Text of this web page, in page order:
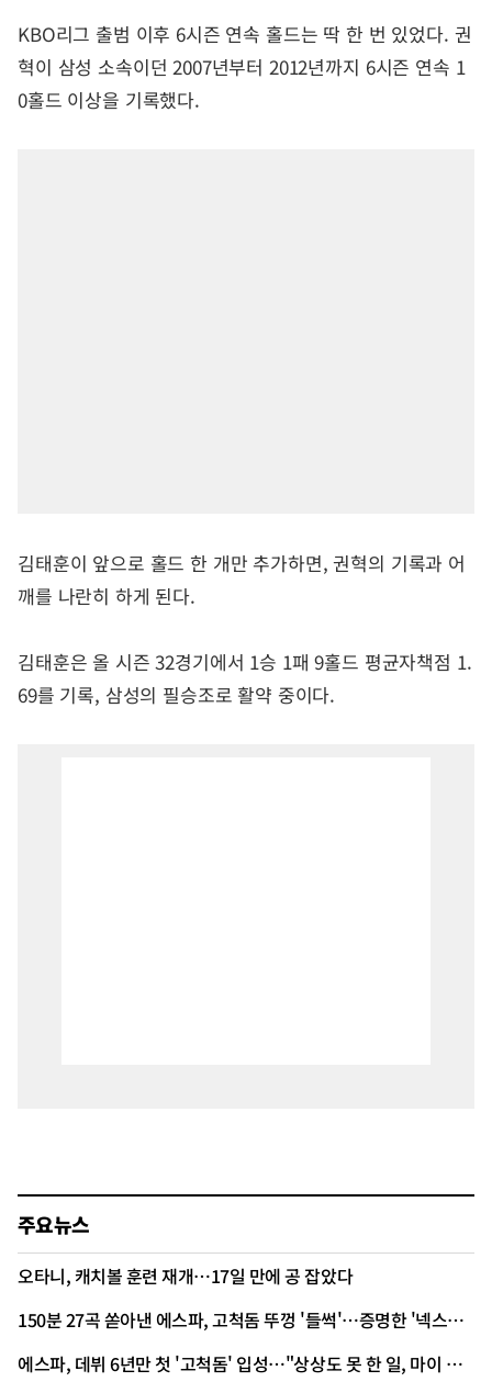
KBO리그 출범 이후 6시즌 연속 홀드는 딱 한 번 있었다. 권
혁이 삼성 소속이던 2007년부터 2012년까지 6시즌 연속 1
0홀드 이상을 기록했다.
김태훈이 앞으로 홀드 한 개만 추가하면, 권혁의 기록과 어
깨를 나란히 하게 된다.
김태훈은 올 시즌 32경기에서 1승 1패 9홀드 평균자책점 1.
69를 기록, 삼성의 필승조로 활약 중이다.
주요뉴스
오타니, 캐치볼 훈련 재개…17일 만에 공 잡았다
150분 27곡 쏟아낸 에스파, 고척돔 뚜껑 '들썩'…증명한 '넥스트 레벨'
에스파, 데뷔 6년만 첫 '고척돔' 입성…"상상도 못 한 일, 마이 고마워"